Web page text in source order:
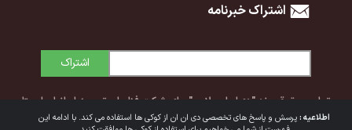
اطلاعیه :پرسش و پاسخ های تخصصی دی ان ان از کوکی ها استفاده می کند. با ادامه این
اشتراک خبرنامه
اشتراک
تمامی حقوق برند "دی‌ان‌ان پلاس" برای شرکت فناوران توسعه ایرانیان ایستا